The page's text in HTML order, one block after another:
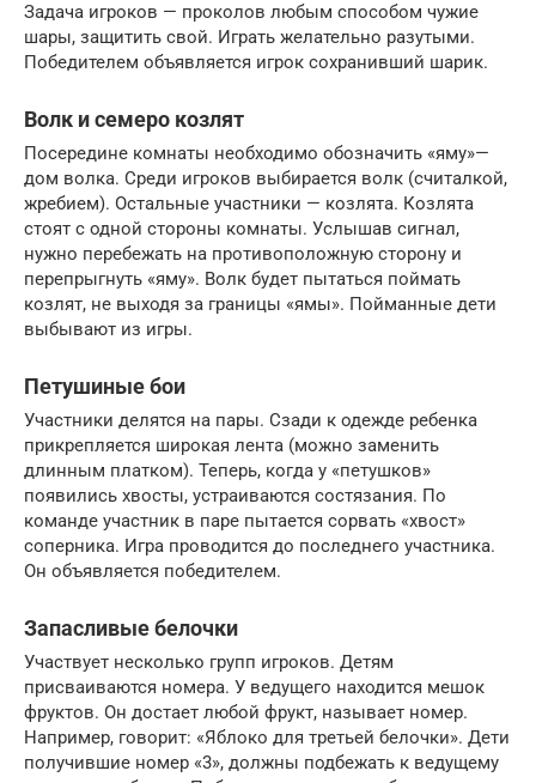
Задача игроков — проколов любым способом чужие
шары, защитить свой. Играть желательно разутыми.
Победителем объявляется игрок сохранивший шарик.
Волк и семеро козлят
Посередине комнаты необходимо обозначить «яму»—
дом волка. Среди игроков выбирается волк (считалкой,
жребием). Остальные участники — козлята. Козлята
стоят с одной стороны комнаты. Услышав сигнал,
нужно перебежать на противоположную сторону и
перепрыгнуть «яму». Волк будет пытаться поймать
козлят, не выходя за границы «ямы». Пойманные дети
выбывают из игры.
Петушиные бои
Участники делятся на пары. Сзади к одежде ребенка
прикрепляется широкая лента (можно заменить
длинным платком). Теперь, когда у «петушков»
появились хвосты, устраиваются состязания. По
команде участник в паре пытается сорвать «хвост»
соперника. Игра проводится до последнего участника.
Он объявляется победителем.
Запасливые белочки
Участвует несколько групп игроков. Детям
присваиваются номера. У ведущего находится мешок
фруктов. Он достает любой фрукт, называет номер.
Например, говорит: «Яблоко для третьей белочки». Дети
получившие номер «3», должны подбежать к ведущему